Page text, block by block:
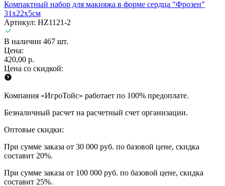
Компактный набор для макияжа в форме сердца "Фрозен"
31х22х5см
Артикул: HZ1121-2
В наличии 467 шт.
Цена:
420,00 р.
Цена со скидкой:
Компания «ИгроТойс» работает по 100% предоплате.
Безналичный расчет на расчетный счет организации.
Оптовые скидки:
При сумме заказа от 30 000 руб. по базовой цене, скидка
составит 20%.
При сумме заказа от 100 000 руб. по базовой цене, скидка
составит 25%.